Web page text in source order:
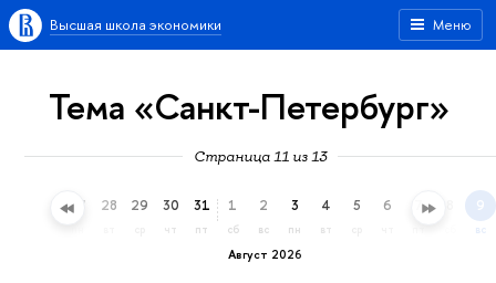
Меню
Высшая школа экономики
Тема «Санкт-Петербург»
Страница 11 из 13
27 28 29 30
чт
31
пт
Август 2026
1
сб
2
вс
3
пн
4
вт
5 6 7 9
вс